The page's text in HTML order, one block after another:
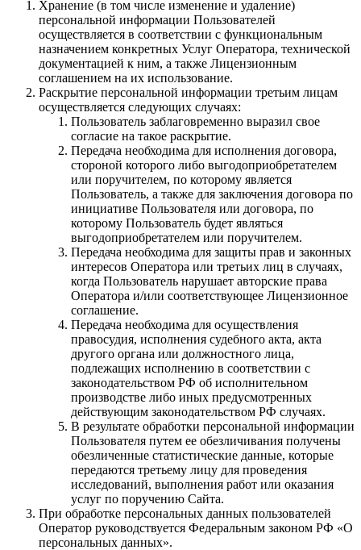
Хранение (в том числе изменение и удаление)
персональной информации Пользователей
осуществляется в соответствии с функциональным
назначением конкретных Услуг Оператора, технической
документацией к ним, а также Лицензионным
соглашением на их использование.
Раскрытие персональной информации третьим лицам
осуществляется следующих случаях:
Пользователь заблаговременно выразил свое
согласие на такое раскрытие.
Передача необходима для исполнения договора,
стороной которого либо выгодоприобретателем
или поручителем, по которому является
Пользователь, а также для заключения договора по
инициативе Пользователя или договора, по
которому Пользователь будет являться
выгодоприобретателем или поручителем.
Передача необходима для защиты прав и законных
интересов Оператора или третьих лиц в случаях,
когда Пользователь нарушает авторские права
Оператора и/или соответствующее Лицензионное
соглашение.
Передача необходима для осуществления
правосудия, исполнения судебного акта, акта
другого органа или должностного лица,
подлежащих исполнению в соответствии с
законодательством РФ об исполнительном
производстве либо иных предусмотренных
действующим законодательством РФ случаях.
В результате обработки персональной информации
Пользователя путем ее обезличивания получены
обезличенные статистические данные, которые
передаются третьему лицу для проведения
исследований, выполнения работ или оказания
услуг по поручению Сайта.
При обработке персональных данных пользователей
Оператор руководствуется Федеральным законом РФ «О
персональных данных».